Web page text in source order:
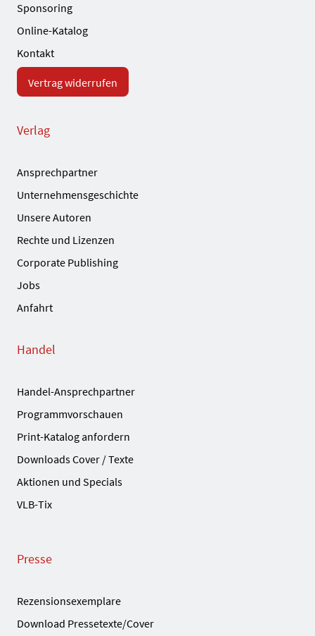
Sponsoring
Online-Katalog
Kontakt
Vertrag widerrufen
Verlag
Ansprechpartner
Unternehmensgeschichte
Unsere Autoren
Rechte und Lizenzen
Corporate Publishing
Jobs
Anfahrt
Handel
Handel-Ansprechpartner
Programmvorschauen
Print-Katalog anfordern
Downloads Cover / Texte
Aktionen und Specials
VLB-Tix
Presse
Rezensionsexemplare
Download Pressetexte/Cover